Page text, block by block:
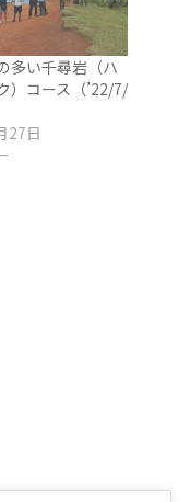
多い千尋岩（ハ
）コース（’22/7/
27日